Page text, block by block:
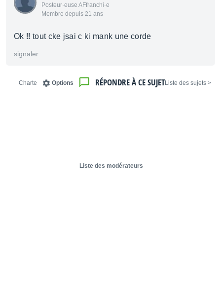
Posteur·euse AFfranchi·e
Membre depuis 21 ans
Ok !! tout cke jsai c ki mank une corde
signaler
< Liste des sujets
RÉPONDRE À CE SUJET
Options
Charte
Liste des modérateurs